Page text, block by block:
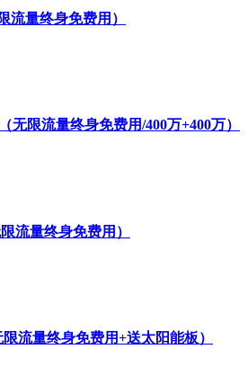
流量终身免费用）
限流量终身免费用/400万+400万）
流量终身免费用）
流量终身免费用+送太阳能板）